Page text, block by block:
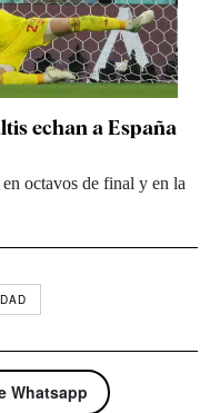
echan a España
octavos de final y en la
Whatsapp